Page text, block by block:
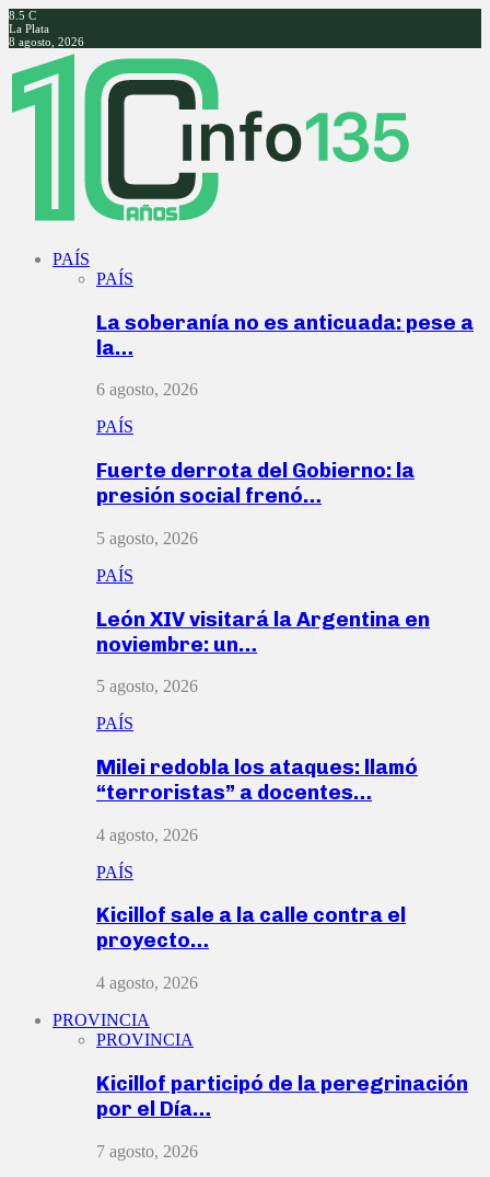
8.5 C
La Plata
8 agosto, 2026
Facebook
Twitter
Instagram
Youtube
PAÍS
PAÍS
La soberanía no es anticuada: pese a
la…
6 agosto, 2026
PAÍS
Fuerte derrota del Gobierno: la
presión social frenó…
5 agosto, 2026
PAÍS
León XIV visitará la Argentina en
noviembre: un…
5 agosto, 2026
PAÍS
Milei redobla los ataques: llamó
“terroristas” a docentes…
4 agosto, 2026
PAÍS
Kicillof sale a la calle contra el
proyecto…
4 agosto, 2026
PROVINCIA
PROVINCIA
Kicillof participó de la peregrinación
por el Día…
7 agosto, 2026